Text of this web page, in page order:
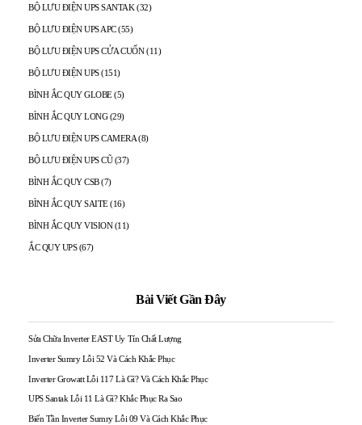
BỘ LƯU ĐIỆN UPS SANTAK (32)
BỘ LƯU ĐIỆN UPS APC (55)
BỘ LƯU ĐIỆN UPS CỬA CUỐN (11)
BỘ LƯU ĐIỆN UPS (151)
BÌNH ẮC QUY GLOBE (5)
BÌNH ẮC QUY LONG (29)
BỘ LƯU ĐIỆN UPS CAMERA (8)
BỘ LƯU ĐIỆN UPS CŨ (37)
BÌNH ẮC QUY CSB (7)
BÌNH ẮC QUY SAITE (16)
BÌNH ẮC QUY VISION (11)
ẮC QUY UPS (67)
Bài Viết Gần Đây
Sửa Chữa Inverter EAST Uy Tín Chất Lượng
Inverter Sumry Lỗi 52 Và Cách Khắc Phục
Inverter Growatt Lỗi 117 Là Gì? Và Cách Khắc Phục
UPS Santak Lỗi 11 Là Gì? Khắc Phục Ra Sao
Biến Tần Inverter Sumry Lỗi 09 Và Cách Khắc Phục